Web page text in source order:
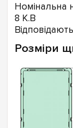
Номінальна
8 К.В
Розміри